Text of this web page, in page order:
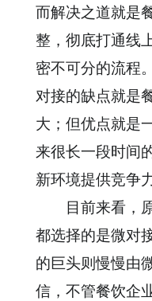
而解决之道就是
整，彻底打通线
密不可分的流程
对接的缺点就是
大；但优点就是
来很长一段时间
新环境提供竞争力
目前来看，原
都选择的是微对
的巨头则慢慢由
信，不管餐饮企